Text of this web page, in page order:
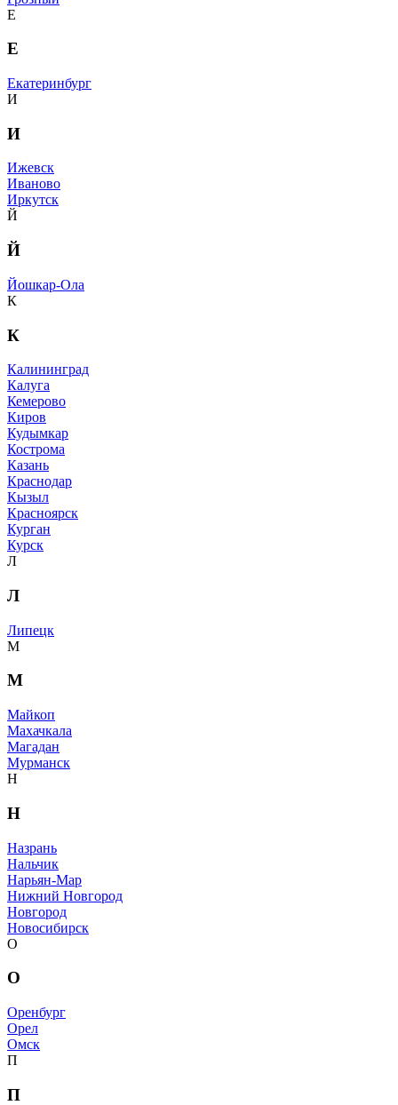
Е
Е
Екатеринбург
И
И
Ижевск
Иваново
Иркутск
Й
Й
Йошкар-Ола
К
К
Калининград
Калуга
Кемерово
Киров
Кудымкар
Кострома
Казань
Краснодар
Кызыл
Красноярск
Курган
Курск
Л
Л
Липецк
М
М
Майкоп
Махачкала
Магадан
Мурманск
Н
Н
Назрань
Нальчик
Нарьян-Мар
Нижний Новгород
Новгород
Новосибирск
О
О
Оренбург
Орел
Омск
П
П